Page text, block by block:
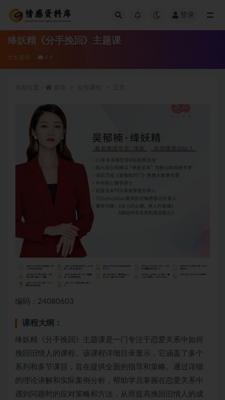
登录
绛妖精《分手挽回》主题课
女生课程 9.9
编码：24080603
课程大纲：
绛妖精《分手挽回》主题课是一门专注于恋爱关系中如何
挽回旧情人的课程。该课程详细目录显示，它涵盖了多个
系列和多节课目，旨在提供全面的指导和策略。通过详细
的理论讲解和实际案例分析，帮助学员掌握在恋爱关系中
遇到问题时的应对策略和方法，从而提高挽回旧情人的成